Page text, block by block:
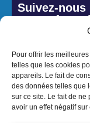
Pour offrir les
telles que les cookies
appareils. Le fait de
des données telles que
sur ce site. Le fait de ne
avoir un effet négatif
Suivez-nous